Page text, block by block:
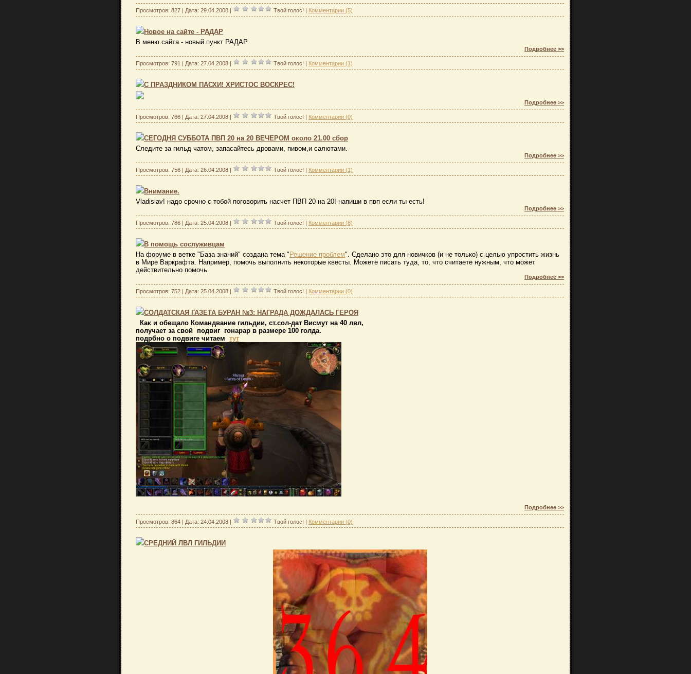
Просмотров: 827 | Дата: 29.04.2008 Твой голос! Комментарии (5)
Новое на сайте - РАДАР
В меню сайта - новый пункт РАДАР.
Подробнее >>
Просмотров: 791 | Дата: 27.04.2008 Твой голос! Комментарии (1)
С ПРАЗДНИКОМ ПАСХИ! ХРИСТОС ВОСКРЕС!
Подробнее >>
Просмотров: 766 | Дата: 27.04.2008 Твой голос! Комментарии (0)
СЕГОДНЯ СУББОТА ПВП 20 на 20 ВЕЧЕРОМ около 21.00 сбор
Следите за гильд чатом, запасайтесь дровами, пивом,и салютами.
Подробнее >>
Просмотров: 756 | Дата: 26.04.2008 Твой голос! Комментарии (1)
Внимание.
Vladislav! надо срочно с тобой поговорить насчет ПВП 20 на 20! напиши в пвп если ты есть!
Подробнее >>
Просмотров: 786 | Дата: 25.04.2008 Твой голос! Комментарии (8)
В помощь сослуживцам
На форуме в ветке "База знаний" создана тема " Решение проблем". Сделано это для новичков (и не только) с целью упростить жизнь
в Мире Варкрафта. Например, помочь выполнить некоторые квесты. Можете писать туда, то, что считаете нужным, что может
действительно помочь.
Подробнее >>
Просмотров: 752 | Дата: 25.04.2008 Твой голос! Комментарии (0)
СОЛДАТСКАЯ ГАЗЕТА БУРАН №3: НАГРАДА ДОЖДАЛАСЬ ГЕРОЯ
Как и обещало Командвание гильдии, ст.сол-дат Висмут на 40 лвл,
получает за свой подвиг гонарар в размере 100 голда.
подрбно о подвиге читаем тут
Подробнее >>
Просмотров: 864 | Дата: 24.04.2008 Твой голос! Комментарии (0)
СРЕДНИЙ ЛВЛ ГИЛЬДИИ